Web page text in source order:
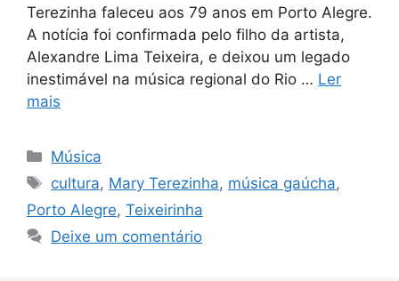
Terezinha faleceu aos 79 anos em Porto Alegre.
A notícia foi confirmada pelo filho da artista,
Alexandre Lima Teixeira, e deixou um legado
inestimável na música regional do Rio … Ler
mais
Categorias
Música
Tags
cultura, Mary Terezinha, música gaúcha,
Porto Alegre, Teixeirinha
Deixe um comentário